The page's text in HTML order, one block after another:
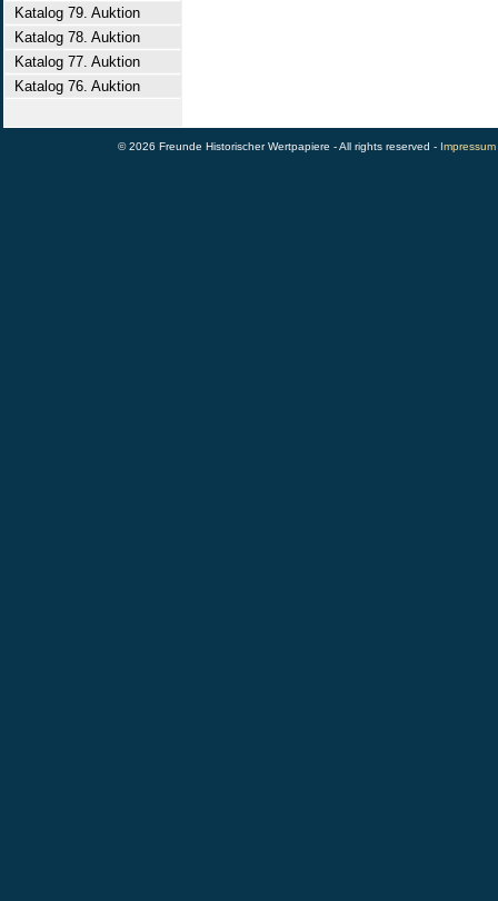
Katalog 79. Auktion
Katalog 78. Auktion
Katalog 77. Auktion
Katalog 76. Auktion
© 2026 Freunde Historischer Wertpapiere - All rights reserved - Impressum